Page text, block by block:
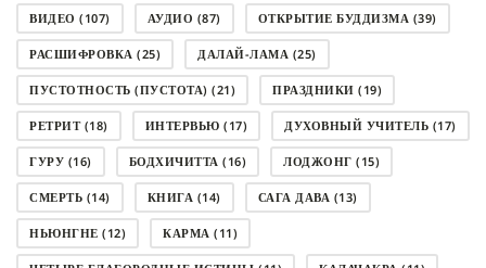
ВИДЕО (107) АУДИО (87) ОТКРЫТИЕ БУДДИЗМА (39)
РАСШИФРОВКА (25) ДАЛАЙ-ЛАМА (25)
ПУСТОТНОСТЬ (ПУСТОТА) (21) ПРАЗДНИКИ (19)
РЕТРИТ(18) ИНТЕРВЬЮ (17) ДУХОВНЫЙ УЧИТЕЛЬ (17)
ГУРУ (16) БОДХИЧИТТА (16) ЛОДЖОНГ (15)
СМЕРТЬ (14) КНИГА (14) САГА ДАВА (13)
НЬЮНГНЕ (12) КАРМА (11)